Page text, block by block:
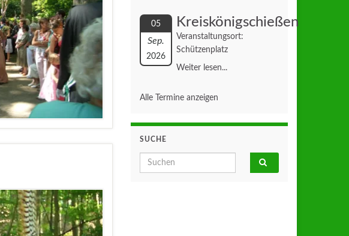
05
Sep.
2026
Kreiskönigschießen
Veranstaltungsort:
Schützenplatz
Weiter lesen...
Alle Termine anzeigen
SUCHE
Search for: